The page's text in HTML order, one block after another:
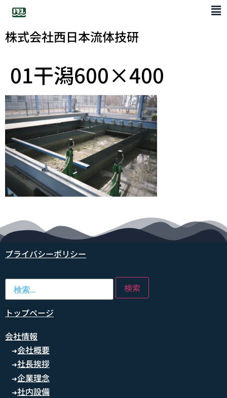
株式会社西日本流体技研
01干潟600×400
プライバシーポリシー
トップページ
会社情報
➜会社概要
➜社長挨拶
➜企業理念
➜社内設備